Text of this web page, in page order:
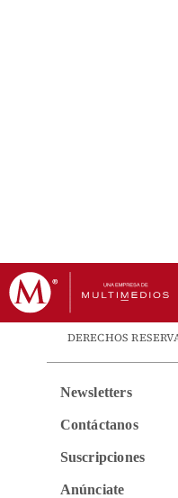
DERECHOS
Newsletters
Contáctanos
Suscripciones
Anúnciate